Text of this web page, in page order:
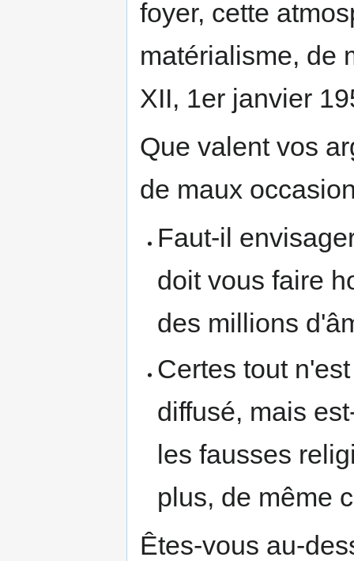
foyer, cette
matérialisme, de
XII, 1er janvier
Que valent vos
de maux
Faut-il
doit vous faire
des millions
Certes tout
diffusé, mais
les fausses
plus, de même
Êtes-vous au-